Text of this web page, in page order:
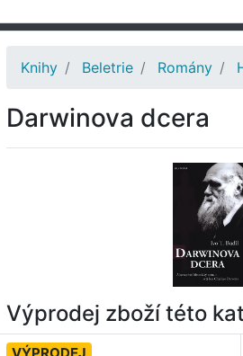
Knihy Beletrie Romány
Darwinova dcera
Výprodej zboží této
VÝPRODEJ